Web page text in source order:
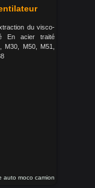
du visco-
En acier traité
M50, M51,
auto moco camion